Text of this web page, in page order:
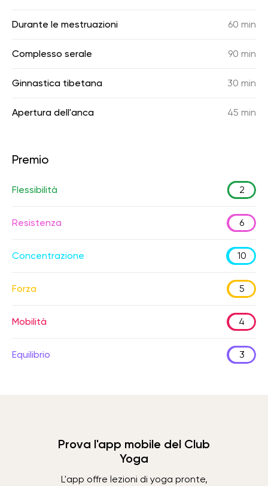
Durante le mestruazioni 60 min
Complesso serale 90 min
Ginnastica tibetana 30 min
Apertura dell'anca 45 min
Premio
Flessibilità 2
Resistenza 6
Concentrazione 10
Forza 5
Mobilità 4
Equilibrio 3
Prova l'app mobile del Club
Yoga
L'app offre lezioni di yoga pronte,